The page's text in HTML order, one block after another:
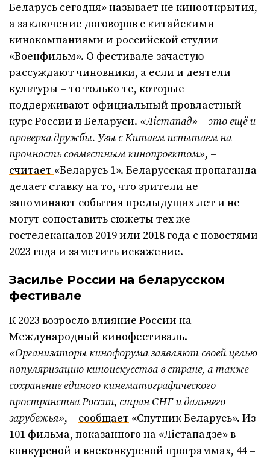
Беларусь сегодня» называет не кинооткрытия,
а заключение договоров с китайскими
кинокомпаниями и российской студии
«Военфильм». О фестивале зачастую
рассуждают чиновники, а если и деятели
культуры – то только те, которые
поддерживают официальный провластный
курс России и Беларуси. «Лістапад» – это ещё и
проверка дружбы. Узы с Китаем испытаем на
прочность совместным кинопроектом», –
считает «Беларусь 1». Беларусская пропаганда
делает ставку на то, что зрители не
запоминают события предыдущих лет и не
могут сопоставить сюжеты тех же
гостелеканалов 2019 или 2018 года с новостями
2023 года и заметить искажение.
Засилье России на беларусском
фестивале
К 2023 возросло влияние России на
Международный кинофестиваль.
«Организаторы кинофорума заявляют своей целью
популяризацию киноискусства в стране, а также
сохранение единого кинематографического
пространства России, стран СНГ и дальнего
зарубежья», – сообщает «Спутник Беларусь». Из
101 фильма, показанного на «Лістападзе» в
конкурсной и внеконкурсной программах, 44 –